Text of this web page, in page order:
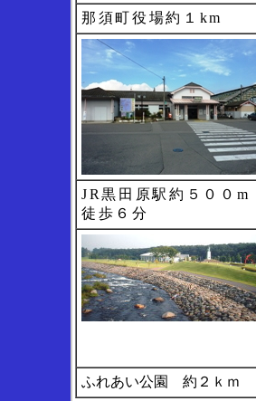
那須町役場約１km
JR黒田原駅約５００m
徒歩６分
ふれあい公園 約２ｋｍ